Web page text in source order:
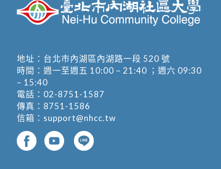
地址： 台北市內湖區內湖路一段 520 號
時間：週一至週五 10:00 – 21:40 ；週六 09:30
– 15:40
電話： 02-8751-1587
傳真：8751-1586
信箱： support@nhcc.tw